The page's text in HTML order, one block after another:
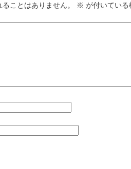
ことはありません。 ※ が付いてい